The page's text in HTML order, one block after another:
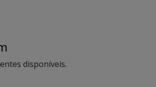
disponíveis.